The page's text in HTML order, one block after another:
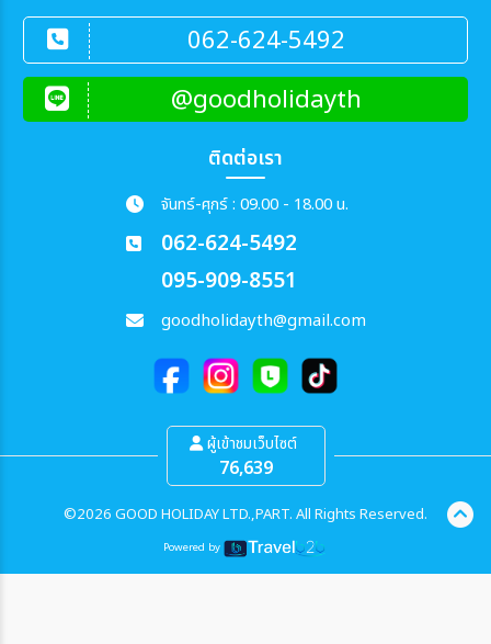
062-624-5492
@goodholidayth
ติดต่อเรา
จันทร์-ศุกร์ : 09.00 - 18.00 น.
062-624-5492
095-909-8551
goodholidayth@gmail.com
ผู้เข้าชมเว็บไซต์
76,639
©2026 GOOD HOLIDAY LTD.,PART. All Rights Reserved.
Powered by